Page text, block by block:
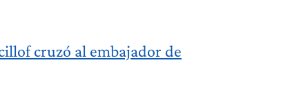
cruzó al embajador de